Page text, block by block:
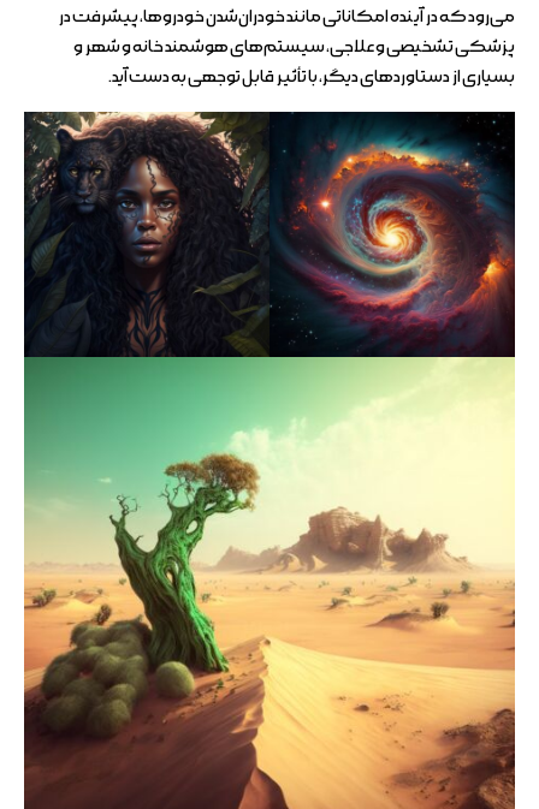
می‌رود که در آینده امکاناتی مانند خودران‌شدن خودروها، پیشرفت در
پزشکی تشخیصی و علاجی، سیستم‌های هوشمند خانه و شهر و
بسیاری از دستاوردهای دیگر، با تأثیر قابل توجهی به دست آید.